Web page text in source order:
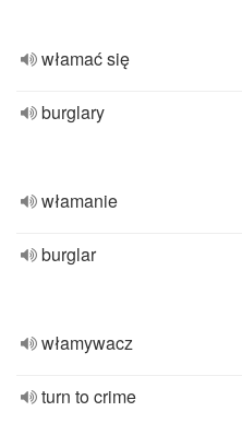
włamać się
burglary
włamanie
burglar
włamywacz
turn to crime